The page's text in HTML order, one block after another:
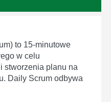
to 15-minutowe
w celu
stworzenia planu na
Daily Scrum odbywa